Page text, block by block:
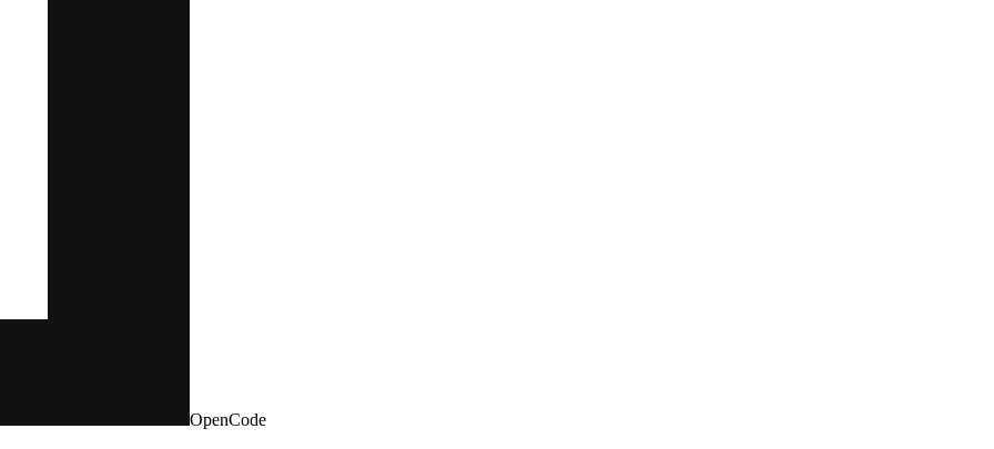
OpenCode